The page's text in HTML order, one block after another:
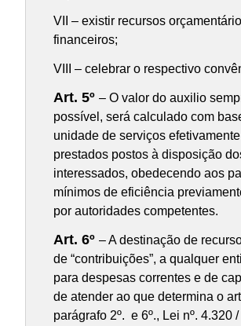
VII – existir recursos
financeiros;
VIII – celebrar o respectivo
Art. 5º– O valor do auxilio
possível, será calculado com
unidade de serviços efetivamente
prestados postos à disposição
interessados, obedecendo aos
mínimos de eficiência
por autoridades competentes.
Art. 6º– A destinação de
de “contribuições”, a qualquer
para despesas correntes e de
de atender ao que determina o
parágrafo 2º. e 6º., Lei nº. 4.320 /